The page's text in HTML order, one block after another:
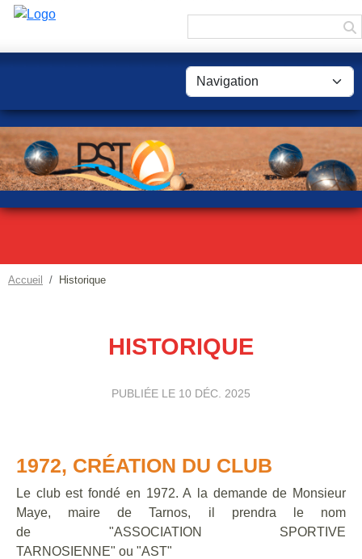
Accueil Historique
HISTORIQUE
PUBLIÉE LE 10 DÉC. 2025
1972, CRÉATION DU CLUB
Le club est fondé en 1972. A la demande de Monsieur
Maye, maire de Tarnos, il prendra le nom
de "ASSOCIATION SPORTIVE
TARNOSIENNE" ou "AST"
Panneau de gestion des cookies